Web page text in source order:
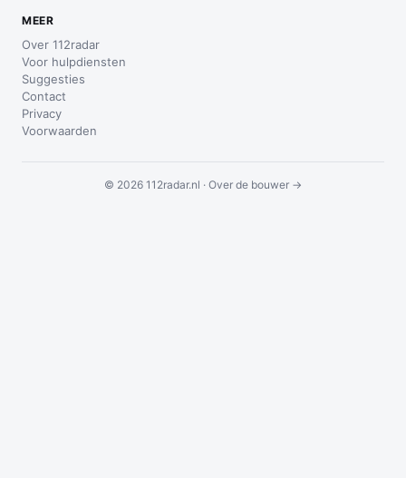
MEER
Over 112radar
Voor hulpdiensten
Suggesties
Contact
Privacy
Voorwaarden
© 2026 112radar.nl · Over de bouwer →